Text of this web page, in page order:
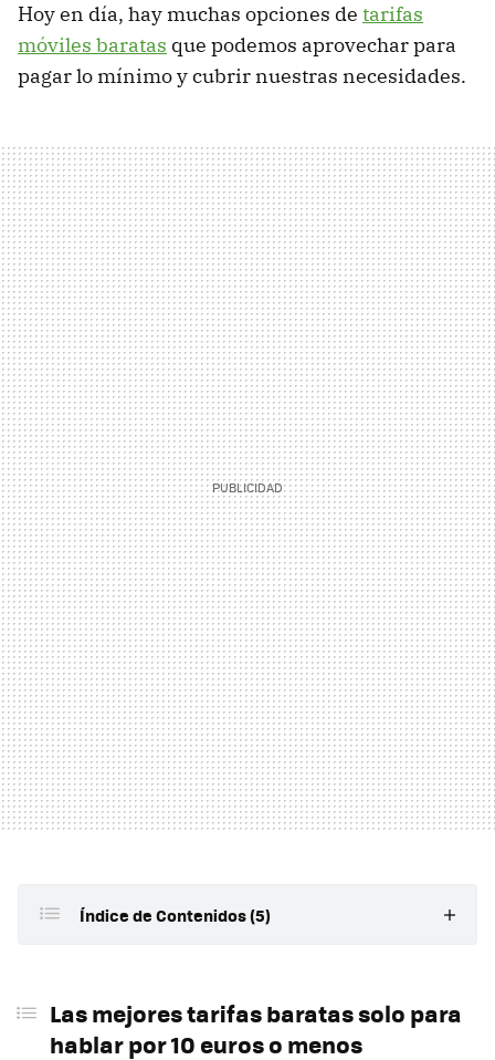
Hoy en día, hay muchas opciones de tarifas
móviles baratas que podemos aprovechar para
pagar lo mínimo y cubrir nuestras necesidades.
Índice de Contenidos (5)
Las mejores tarifas baratas para hablar y navegar
Las mejores tarifas baratas solo para
hablar por 10 euros o menos